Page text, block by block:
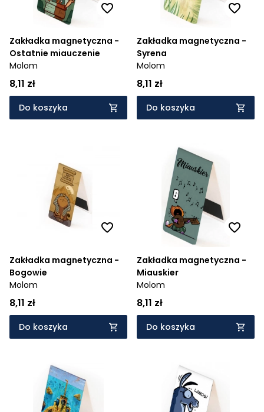
Zakładka magnetyczna -
Ostatnie miauczenie
Molom
8,11 zł
Do koszyka
Zakładka magnetyczna -
Syrena
Molom
8,11 zł
Do koszyka
Zakładka magnetyczna -
Bogowie
Molom
8,11 zł
Do koszyka
Zakładka magnetyczna -
Miauskier
Molom
8,11 zł
Do koszyka